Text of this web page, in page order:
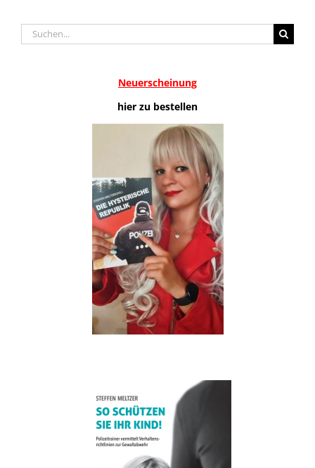
Suche
nach:
Neuerscheinung
hier zu bestellen